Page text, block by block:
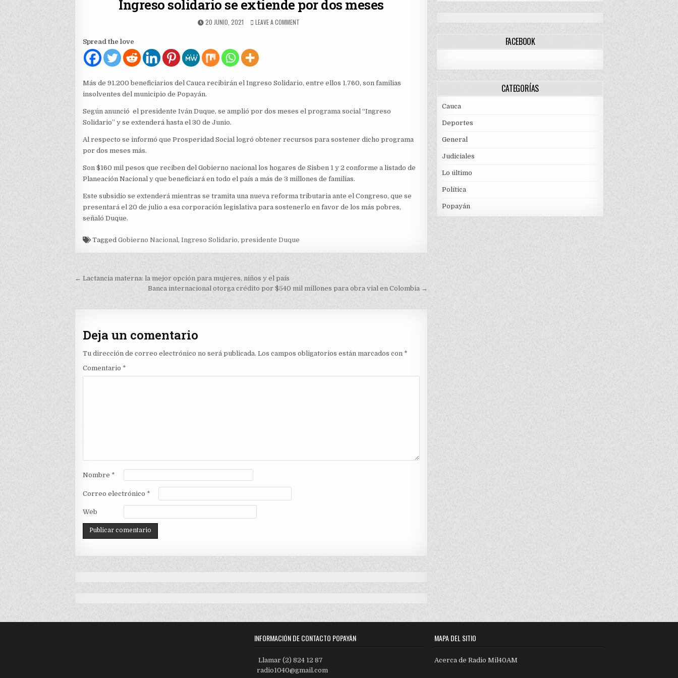
Ingreso solidario se extiende por dos meses
PUBLISHED
20 JUNIO, 2021 LEAVE A COMMENT
MESES
Spread the love
Más de 91.200 beneficiarios del Cauca recibirán el Ingreso Solidario, entre ellos 1.760, son familias
insolventes del municipio de Popayán.
Según anunció el presidente Iván Duque, se amplió por dos meses el programa social “Ingreso
Solidario” y se extenderá hasta el 30 de Junio.
Al respecto se informó que Prosperidad Social logró obtener recursos para sostener dicho programa
por dos meses más.
Son $160 mil pesos que reciben del Gobierno nacional los hogares de Sisben 1 y 2 conforme a listado de
Planeación Nacional y que beneficiará en todo el país a más de 3 millones de familias.
Este subsidio se extenderá mientras se tramita una nueva reforma tributaria ante el Congreso, que se
presentará el 20 de julio a esa corporación legislativa para sostenerlo en favor de los más pobres,
señaló Duque.
TaggedGobierno Nacional,Ingreso Solidario,presidente Duque
Navegación
entradas
← Lactancia materna: la mejor opción para mujeres, niños y el país
Banca internacional otorga crédito por $540 mil millones para obra vial en Colombia →
Deja un comentario
Tu dirección de correo electrónico no será publicada. Los campos obligatorios están marcados con *
Comentario *
Nombre *
Correo electrónico *
Web
FACEBOOK
CATEGORÍAS
Cauca
Deportes
General
Judiciales
Lo último
Política
Popayán
INFORMACIÓN DE CONTACTO POPAYÁN
Llamar (2) 824 12 87
radio1040@gmail.com
MAPA DEL SITIO
Acerca de Radio Mil40AM